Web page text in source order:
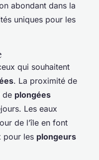
abondant dans la
uniques pour les
qui souhaitent
. La proximité de
de plongées
Les eaux
de l’île en font
pour les plongeurs